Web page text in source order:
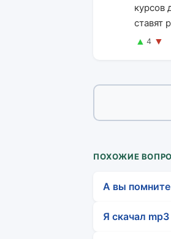
курсов
ставят
▲ 4 ▼
ПОХОЖИЕ
А вы
Я скачал mp3